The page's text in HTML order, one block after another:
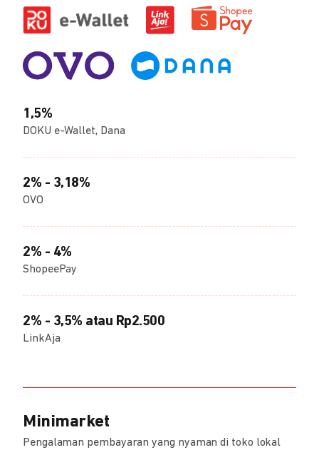
1,5%
DOKU e-Wallet, Dana
2% - 3,18%
OVO
2% - 4%
ShopeePay
2% - 3,5% atau Rp2.500
LinkAja
Minimarket
Pengalaman pembayaran yang nyaman di toko lokal